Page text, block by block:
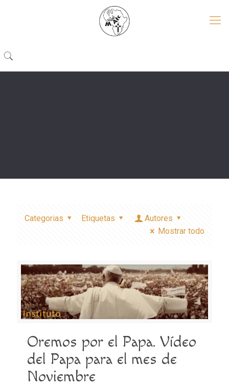
Categorias Etiquetas
Autores
Mostrar todo
Oremos por el Papa. Vídeo
del Papa para el mes de
Noviembre